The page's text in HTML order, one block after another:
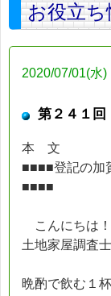
お役立
2020/07/01(水)
第２４１回
本 文
■■■■登記の加
■■■■
こんにちは！
土地家屋調査
晩酌で飲む１